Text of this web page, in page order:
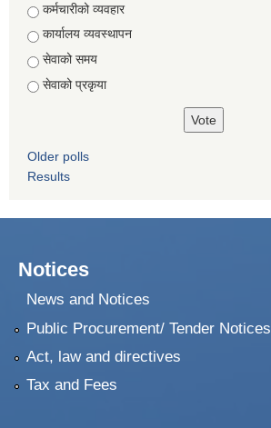
Choices
कर्मचारीको व्यवहार
कार्यालय व्यवस्थापन
सेवाको समय
सेवाको प्रकृया
Older polls
Results
Notices
News and Notices
Public Procurement/ Tender Notices
Act, law and directives
Tax and Fees